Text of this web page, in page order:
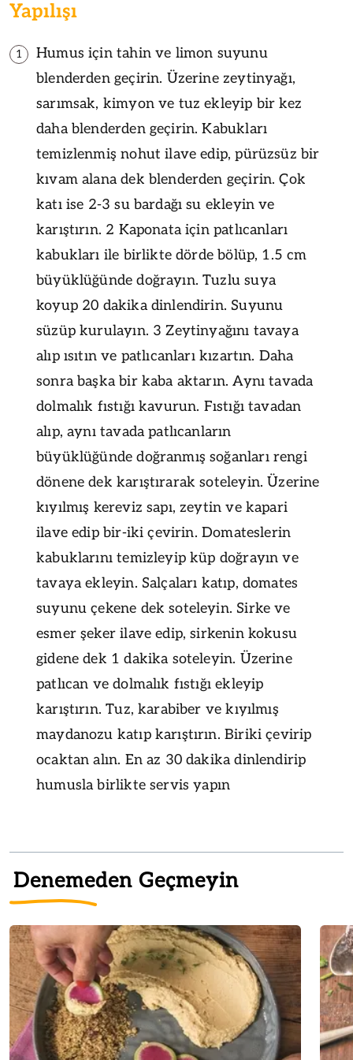
Yapılışı
1
Humus için tahin ve limon suyunu
blenderden geçirin. Üzerine zeytinyağı,
sarımsak, kimyon ve tuz ekleyip bir kez
daha blenderden geçirin. Kabukları
temizlenmiş nohut ilave edip, pürüzsüz bir
kıvam alana dek blenderden geçirin. Çok
katı ise 2-3 su bardağı su ekleyin ve
karıştırın. 2 Kaponata için patlıcanları
kabukları ile birlikte dörde bölüp, 1.5 cm
büyüklüğünde doğrayın. Tuzlu suya
koyup 20 dakika dinlendirin. Suyunu
süzüp kurulayın. 3 Zeytinyağını tavaya
alıp ısıtın ve patlıcanları kızartın. Daha
sonra başka bir kaba aktarın. Aynı tavada
dolmalık fıstığı kavurun. Fıstığı tavadan
alıp, aynı tavada patlıcanların
büyüklüğünde doğranmış soğanları rengi
dönene dek karıştırarak soteleyin. Üzerine
kıyılmış kereviz sapı, zeytin ve kapari
ilave edip bir-iki çevirin. Domateslerin
kabuklarını temizleyip küp doğrayın ve
tavaya ekleyin. Salçaları katıp, domates
suyunu çekene dek soteleyin. Sirke ve
esmer şeker ilave edip, sirkenin kokusu
gidene dek 1 dakika soteleyin. Üzerine
patlıcan ve dolmalık fıstığı ekleyip
karıştırın. Tuz, karabiber ve kıyılmış
maydanozu katıp karıştırın. Biriki çevirip
ocaktan alın. En az 30 dakika dinlendirip
humusla birlikte servis yapın
Denemeden Geçmeyin